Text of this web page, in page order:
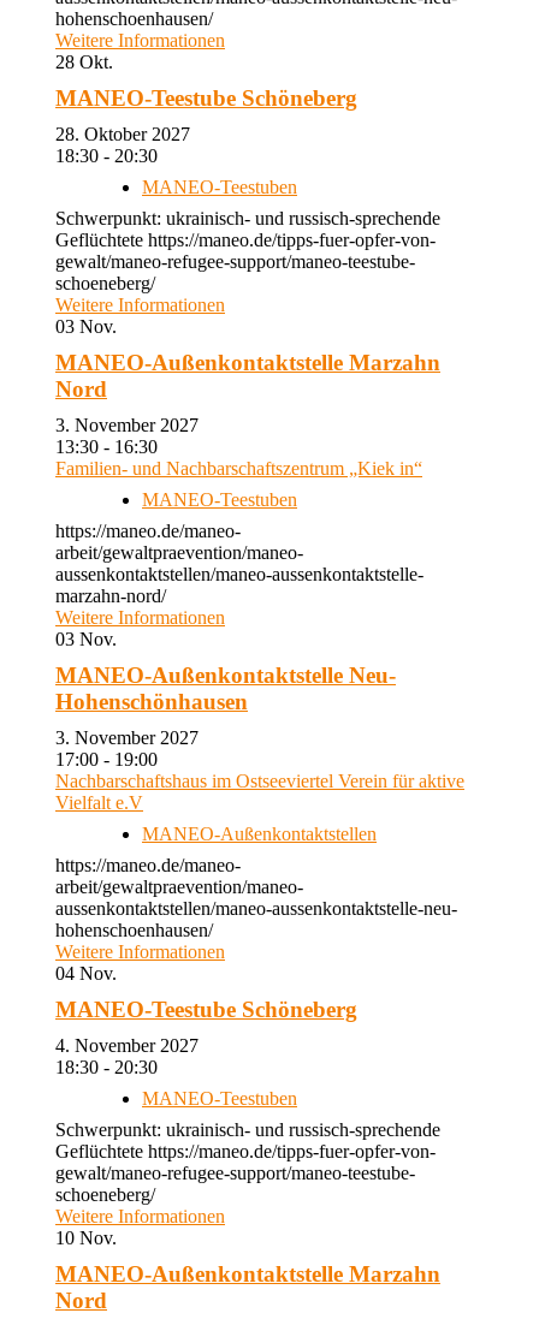
hohenschoenhausen/
Weitere Informationen
28 Okt.
MANEO-Teestube Schöneberg
28. Oktober 2027
18:30 - 20:30
MANEO-Teestuben
Schwerpunkt: ukrainisch- und russisch-sprechende
Geflüchtete https://maneo.de/tipps-fuer-opfer-von-
gewalt/maneo-refugee-support/maneo-teestube-
schoeneberg/
Weitere Informationen
03 Nov.
MANEO-Außenkontaktstelle Marzahn
Nord
3. November 2027
13:30 - 16:30
Familien- und Nachbarschaftszentrum „Kiek in“
MANEO-Teestuben
https://maneo.de/maneo-
arbeit/gewaltpraevention/maneo-
aussenkontaktstellen/maneo-aussenkontaktstelle-
marzahn-nord/
Weitere Informationen
03 Nov.
MANEO-Außenkontaktstelle Neu-
Hohenschönhausen
3. November 2027
17:00 - 19:00
Nachbarschaftshaus im Ostseeviertel Verein für aktive
Vielfalt e.V
MANEO-Außenkontaktstellen
https://maneo.de/maneo-
arbeit/gewaltpraevention/maneo-
aussenkontaktstellen/maneo-aussenkontaktstelle-neu-
hohenschoenhausen/
Weitere Informationen
04 Nov.
MANEO-Teestube Schöneberg
4. November 2027
18:30 - 20:30
MANEO-Teestuben
Schwerpunkt: ukrainisch- und russisch-sprechende
Geflüchtete https://maneo.de/tipps-fuer-opfer-von-
gewalt/maneo-refugee-support/maneo-teestube-
schoeneberg/
Weitere Informationen
10 Nov.
MANEO-Außenkontaktstelle Marzahn
Nord